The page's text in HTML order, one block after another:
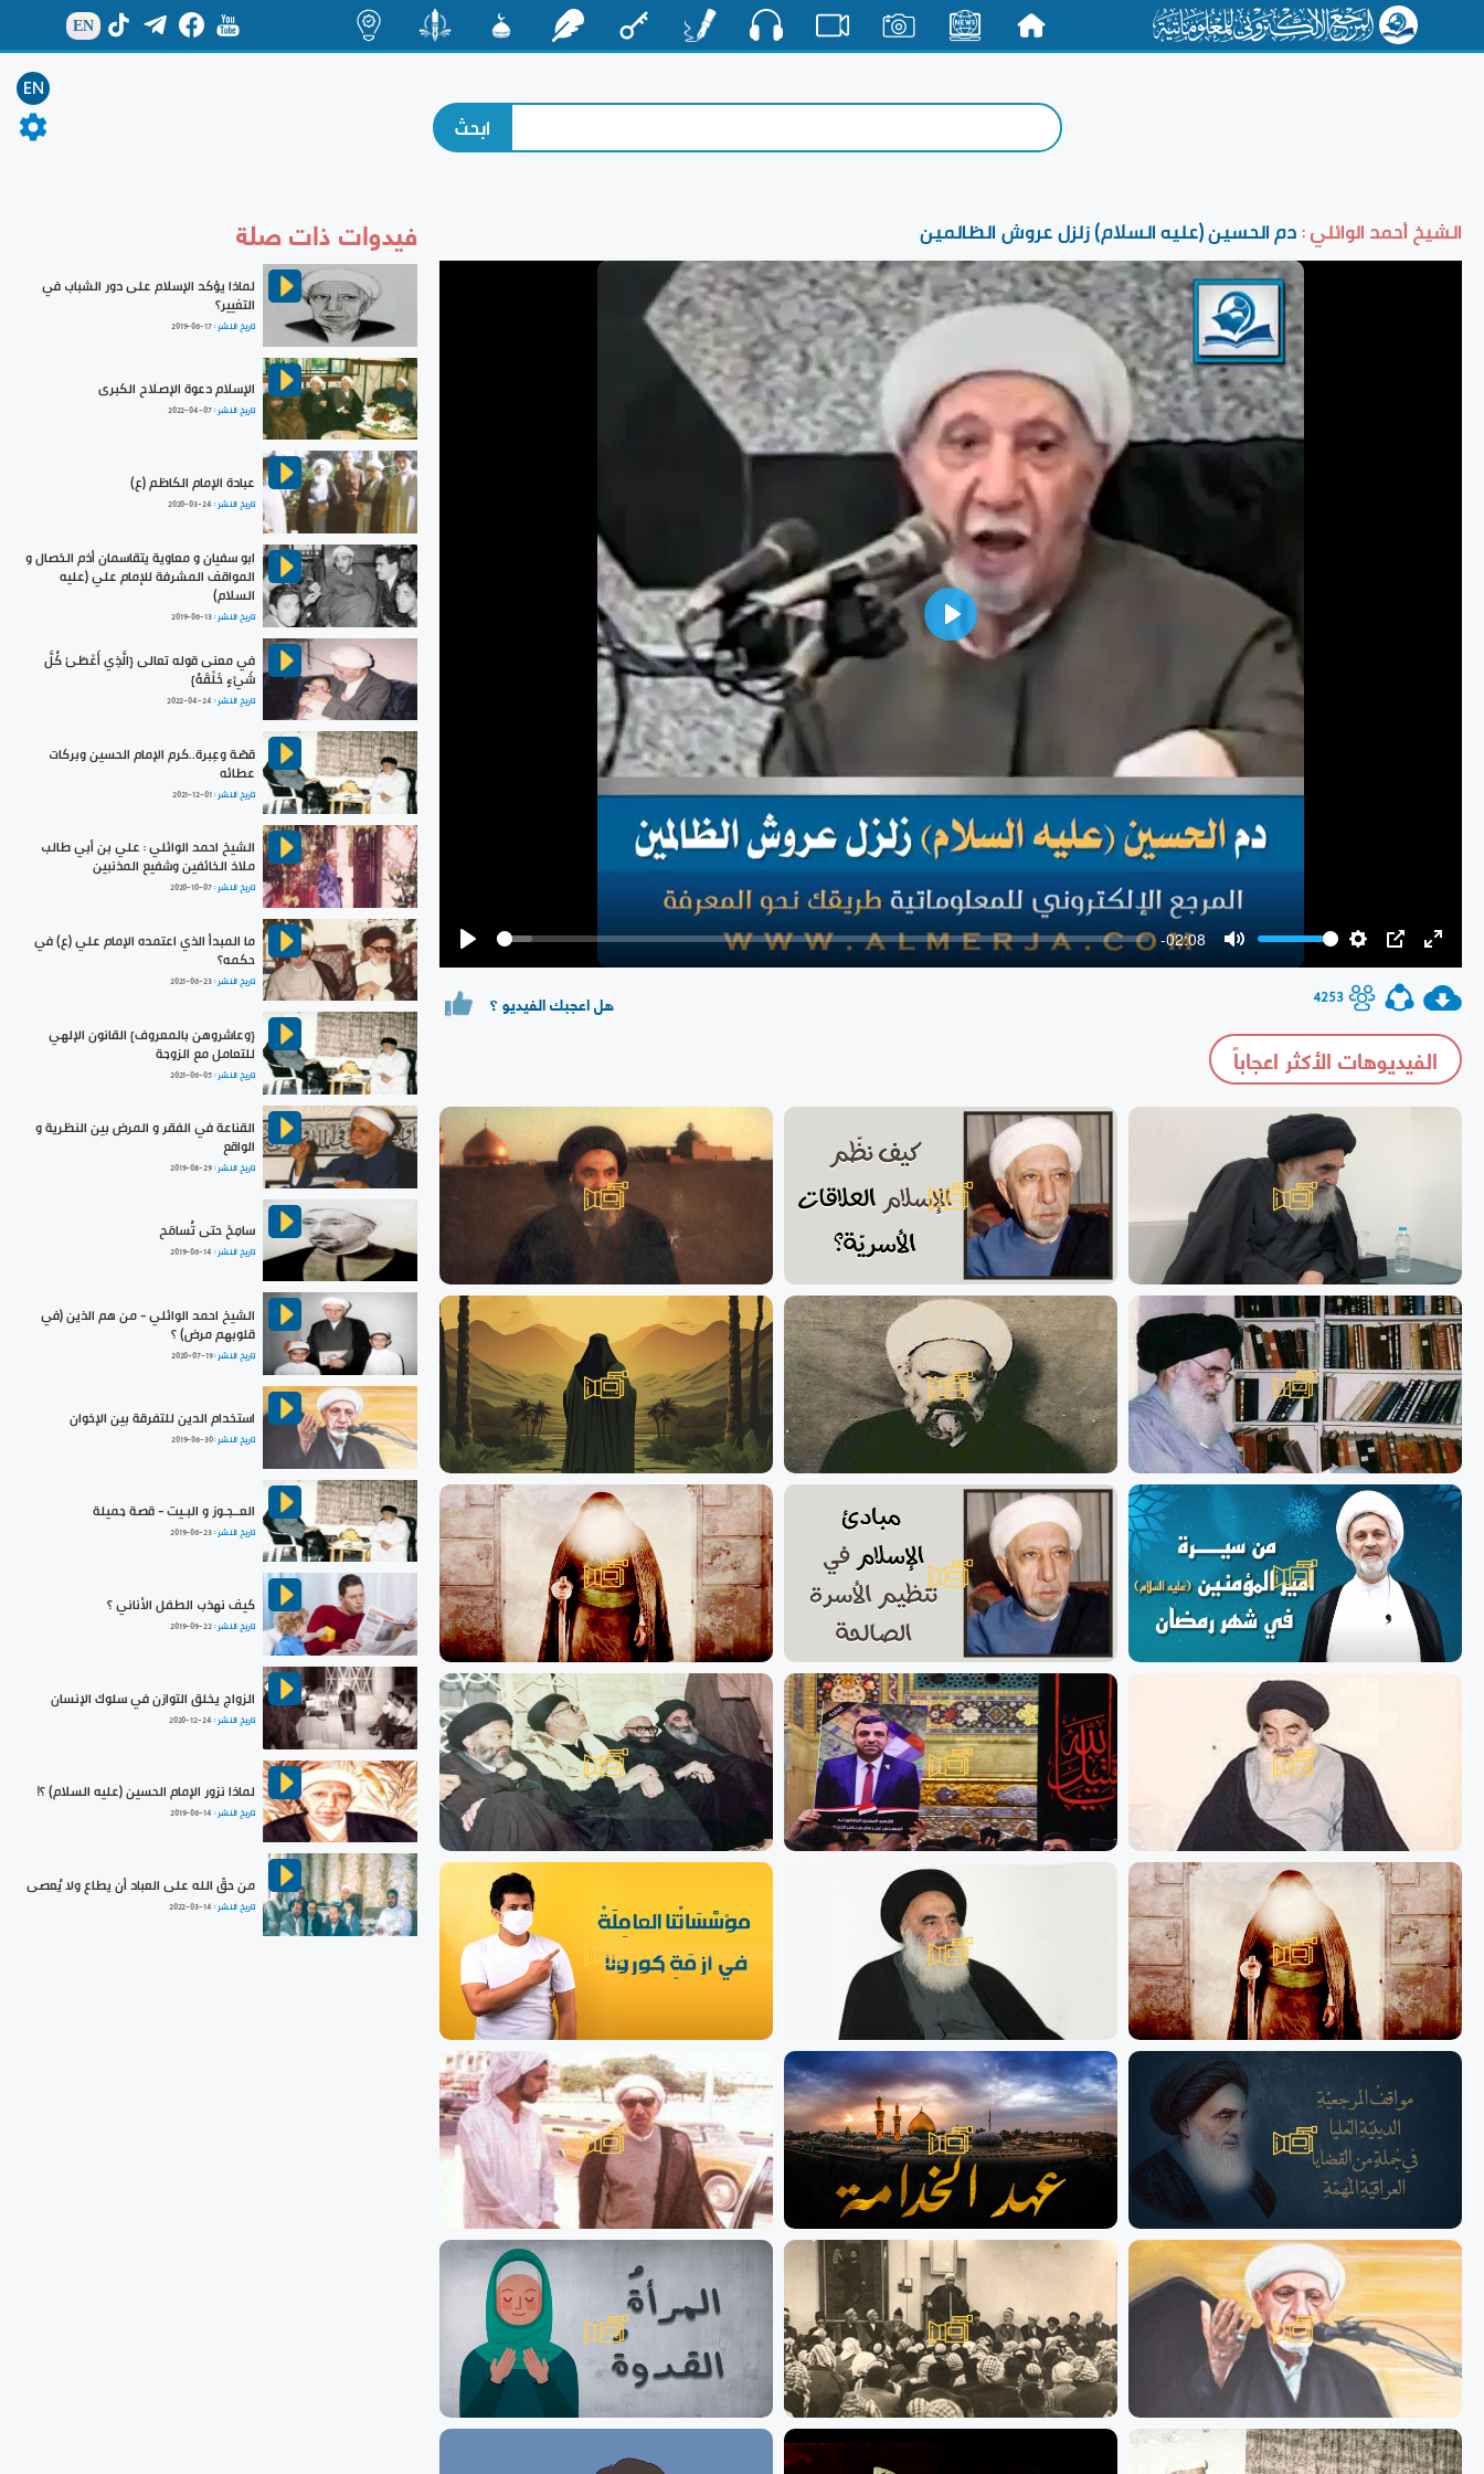
EN
EN
الشيخ أحمد الوائلي :دم الحسين (عليه السلام) زلزل عروش الظالمين
-02:08
Play
4253 هل اعجبك الفيديو ؟
الفيديوهات الأكثر اعجاباً
فيدوات ذات صلة
لماذا يؤكد الإسلام على دور الشباب في
التغيير؟
تاريخ النشر :2019-06-17
الإسلام دعوة الإصلاح الكبرى
تاريخ النشر :2022-04-07
عبادة الإمام الكاظم (ع)
تاريخ النشر : 2020-03-24
ابو سفيان و معاوية يتقاسمان أذم الخصال و
المواقف المشرفة للإمام علي (عليه
السلام)
تاريخ النشر :2019-06-13
في معنى قوله تعالى {الَّذِي أَعْطَىٰ كُلَّ
شَيْءٍ خَلْقَهُ}
تاريخ النشر : 2022-04-24
قصّة وعِبرة..كرم الإمام الحسين وبركات
عطائه
تاريخ النشر :2021-12-01
الشيخ احمد الوائلي : علي بن أبي طالب
ملاذ الخائفين وشفيع المذنبين
تاريخ النشر :2020-10-07
ما المبدأ الذي اعتمده الإمام علي (ع) في
حكمه؟
تاريخ النشر :2021-06-23
{وعاشروهن بالمعروف} القانون الإلهي
للتعامل مع الزوجة
تاريخ النشر :2021-06-05
القناعة في الفقر و المرض بين النظرية و
الواقع
تاريخ النشر :2019-08-29
سامِحْ حتى تُسامَح
تاريخ النشر : 2019-06-14
الشيخ احمد الوائلي - من هم الذين (في
قلوبهم مرض) ؟
تاريخ النشر :2020-07-19
استخدام الدين للتفرقة بين الإخوان
تاريخ النشر :2019-06-30
العــجـوز و البـيت - قصة جميلة
تاريخ النشر :2019-06-23
كيف نهذب الطفل الأناني ؟
تاريخ النشر :2019-09-22
الزواج يخلق التوازن في سلوك الإنسان
تاريخ النشر : 2020-12-24
لماذا نزور الإمام الحسين (عليه السلام) ؟!
تاريخ النشر : 2019-06-14
من حقّ الله على العباد أن يطاع ولا يُعصى
تاريخ النشر : 2022-03-14